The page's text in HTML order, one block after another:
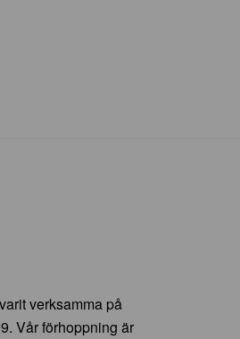
verksamma på
Vår förhoppning är